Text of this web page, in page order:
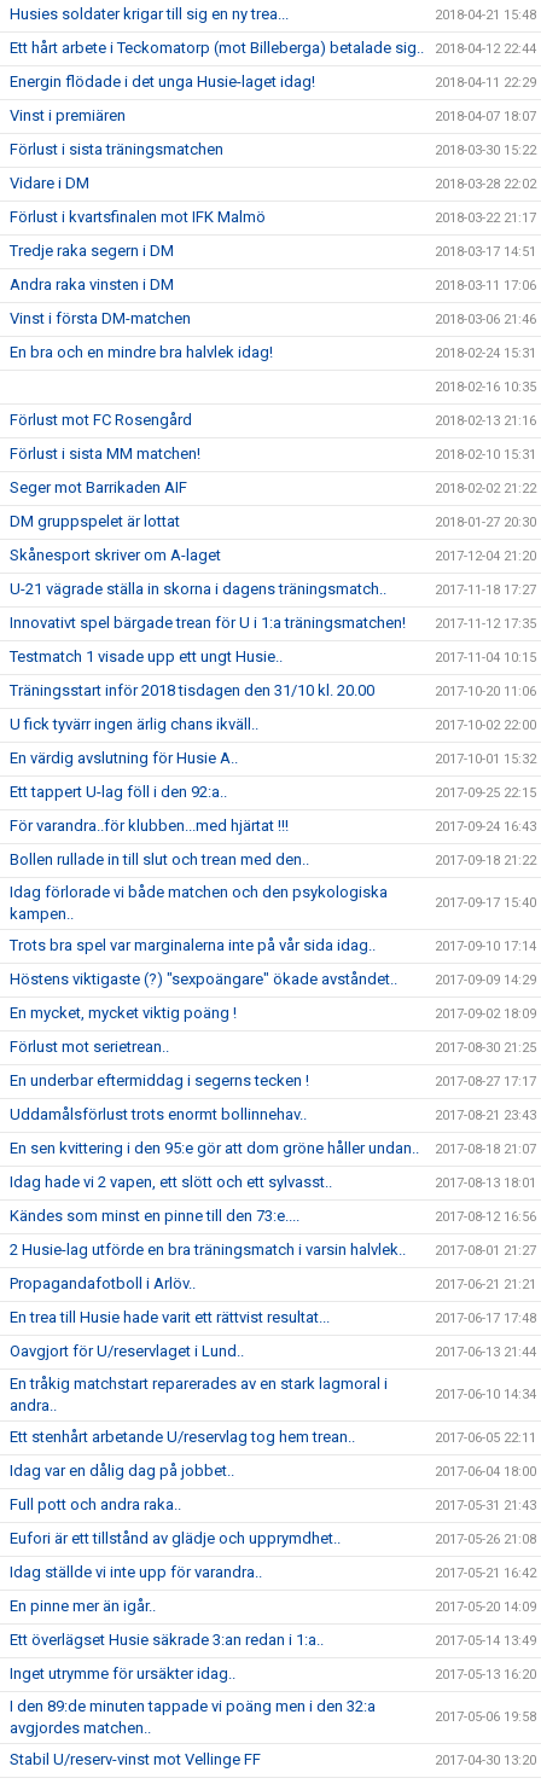
Husies soldater krigar till sig en ny trea... 2018-04-21 15:48
Ett hårt arbete i Teckomatorp (mot Billeberga) betalade sig.. 2018-04-12 22:44
Energin flödade i det unga Husie-laget idag! 2018-04-11 22:29
Vinst i premiären 2018-04-07 18:07
Förlust i sista träningsmatchen 2018-03-30 15:22
Vidare i DM 2018-03-28 22:02
Förlust i kvartsfinalen mot IFK Malmö 2018-03-22 21:17
Tredje raka segern i DM 2018-03-17 14:51
Andra raka vinsten i DM 2018-03-11 17:06
Vinst i första DM-matchen 2018-03-06 21:46
En bra och en mindre bra halvlek idag! 2018-02-24 15:31
2018-02-16 10:35
Förlust mot FC Rosengård 2018-02-13 21:16
Förlust i sista MM matchen! 2018-02-10 15:31
Seger mot Barrikaden AIF 2018-02-02 21:22
DM gruppspelet är lottat 2018-01-27 20:30
Skånesport skriver om A-laget 2017-12-04 21:20
U-21 vägrade ställa in skorna i dagens träningsmatch.. 2017-11-18 17:27
Innovativt spel bärgade trean för U i 1:a träningsmatchen! 2017-11-12 17:35
Testmatch 1 visade upp ett ungt Husie.. 2017-11-04 10:15
Träningsstart inför 2018 tisdagen den 31/10 kl. 20.00 2017-10-20 11:06
U fick tyvärr ingen ärlig chans ikväll.. 2017-10-02 22:00
En värdig avslutning för Husie A.. 2017-10-01 15:32
Ett tappert U-lag föll i den 92:a.. 2017-09-25 22:15
För varandra..för klubben...med hjärtat !!! 2017-09-24 16:43
Bollen rullade in till slut och trean med den.. 2017-09-18 21:22
Idag förlorade vi både matchen och den psykologiska
kampen..
2017-09-17 15:40
Trots bra spel var marginalerna inte på vår sida idag.. 2017-09-10 17:14
Höstens viktigaste (?) "sexpoängare" ökade avståndet.. 2017-09-09 14:29
En mycket, mycket viktig poäng ! 2017-09-02 18:09
Förlust mot serietrean.. 2017-08-30 21:25
En underbar eftermiddag i segerns tecken ! 2017-08-27 17:17
Uddamålsförlust trots enormt bollinnehav.. 2017-08-21 23:43
En sen kvittering i den 95:e gör att dom gröne håller undan.. 2017-08-18 21:07
Idag hade vi 2 vapen, ett slött och ett sylvasst.. 2017-08-13 18:01
Kändes som minst en pinne till den 73:e.... 2017-08-12 16:56
2 Husie-lag utförde en bra träningsmatch i varsin halvlek.. 2017-08-01 21:27
Propagandafotboll i Arlöv.. 2017-06-21 21:21
En trea till Husie hade varit ett rättvist resultat... 2017-06-17 17:48
Oavgjort för U/reservlaget i Lund.. 2017-06-13 21:44
En tråkig matchstart reparerades av en stark lagmoral i
andra..
2017-06-10 14:34
Ett stenhårt arbetande U/reservlag tog hem trean.. 2017-06-05 22:11
Idag var en dålig dag på jobbet.. 2017-06-04 18:00
Full pott och andra raka.. 2017-05-31 21:43
Eufori är ett tillstånd av glädje och upprymdhet.. 2017-05-26 21:08
Idag ställde vi inte upp för varandra.. 2017-05-21 16:42
En pinne mer än igår.. 2017-05-20 14:09
Ett överlägset Husie säkrade 3:an redan i 1:a.. 2017-05-14 13:49
Inget utrymme för ursäkter idag.. 2017-05-13 16:20
I den 89:de minuten tappade vi poäng men i den 32:a
avgjordes matchen..
2017-05-06 19:58
Stabil U/reserv-vinst mot Vellinge FF 2017-04-30 13:20